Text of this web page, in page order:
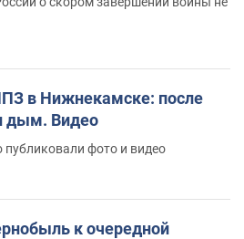
в Нижнекамске: после
дым. Видео
фото и видео
к очередной